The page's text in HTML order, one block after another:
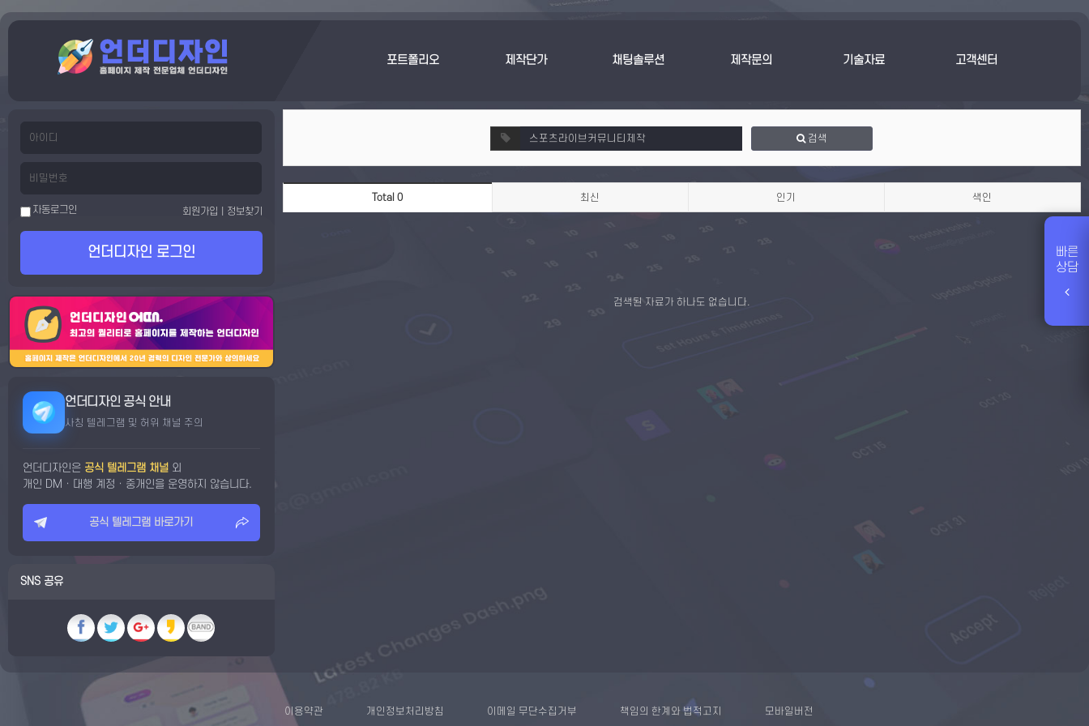
포트폴리오 제작단가 채팅솔루션 제작문의 기술자료 고객센터
검색
Total 0 최신 인기 색인
검색된 자료가 하나도 없습니다.
자동로그인 회원가입 정보찾기
언더디자인 로그인
언더디자인 공식 안내
사칭 텔레그램 및 허위 채널 주의
언더디자인은 공식 텔레그램 채널 외
개인 DM · 대행 계정 · 중개인을 운영하지 않습니다.
공식 텔레그램 바로가기
SNS 공유
이용약관 개인정보처리방침 이메일 무단수집거부 책임의 한계와 법적고지 모바일버전
빠른
상담